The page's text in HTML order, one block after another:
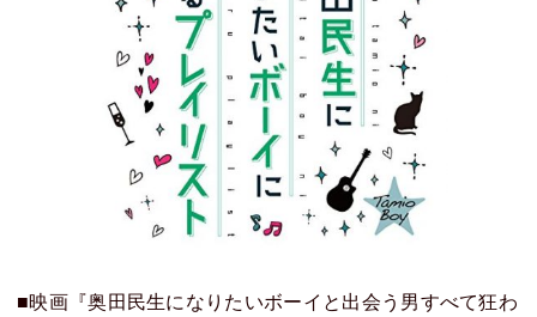
■映画『奥田民生になりたいボーイと出会う男すべて狂わ